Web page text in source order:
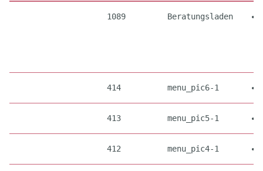
1089 Beratungsladen
414 menu_pic6-1
413 menu_pic5-1
412 menu_pic4-1